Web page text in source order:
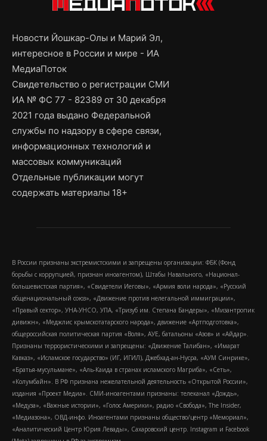
Новости Йошкар-Олы и Марий Эл,
интересное в России и мире - ИА
МедиаПоток
Свидетельство о регистрации СМИ
ИА № ФС 77 - 82389 от 30 декабря
2021 года выдано Федеральной
службы по надзору в сфере связи,
информационных технологий и
массовых коммуникаций
Отдельные публикации могут
содержать материалы 18+
В России признаны экстремистскими и запрещены организации: ФБК (Фонд
борьбы с коррупцией, признан иноагентом), Штабы Навального, «Национал-
большевистская партия», «Свидетели Иеговы», «Армия воли народа», «Русский
общенациональный союз», «Движение против нелегальной иммиграции»,
«Правый сектор», УНА-УНСО, УПА, «Тризуб им. Степана Бандеры», «Мизантропик
дивижн», «Меджлис крымскотатарского народа», движение «Артподготовка»,
общероссийская политическая партия «Воля», АУЕ, батальоны «Азов» и «Айдар».
Признаны террористическими и запрещены: «Движение Талибан», «Имарат
Кавказ», «Исламское государство» (ИГ, ИГИЛ), Джебхад-ан-Нусра, «АУМ Синрике»,
«Братья-мусульмане», «Аль-Каида в странах исламского Магриба», «Сеть»,
«Колумбайн». В РФ признана нежелательной деятельность «Открытой России»,
издания «Проект Медиа». СМИ-иноагентами признаны: телеканал «Дождь»,
«Медуза», «Важные истории», «Голос Америки», радио «Свобода», The Insider,
«Медиазона», ОВД-инфо. Иноагентами признаны общество/центр «Мемориал»,
«Аналитический Центр Юрия Левады», Сахаровский центр. Instagram и Facebook